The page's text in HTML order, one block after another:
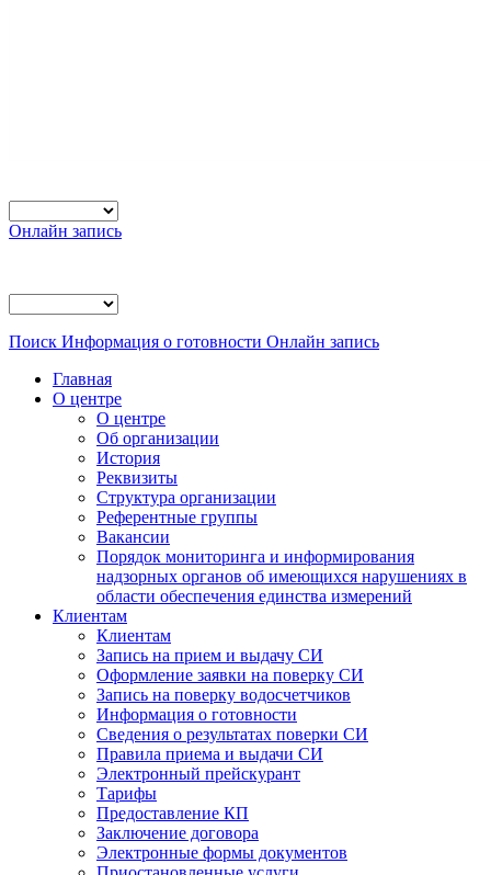
Онлайн запись
Поиск Информация о готовности Онлайн запись
Главная
О центре
О центре
Об организации
История
Реквизиты
Структура организации
Референтные группы
Вакансии
Порядок мониторинга и информирования
надзорных органов об имеющихся нарушениях в
области обеспечения единства измерений
Клиентам
Клиентам
Запись на прием и выдачу СИ
Оформление заявки на поверку СИ
Запись на поверку водосчетчиков
Информация о готовности
Сведения о результатах поверки СИ
Правила приема и выдачи СИ
Электронный прейскурант
Тарифы
Предоставление КП
Заключение договора
Электронные формы документов